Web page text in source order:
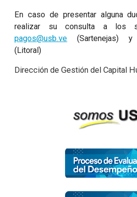
En caso de presentar alguna
realizar su consulta a los
pagos@usb.ve (Sartenejas)
(Litoral)
Dirección de Gestión del Capital